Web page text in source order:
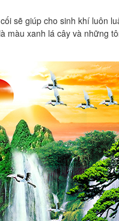
sẽ giúp cho sinh khí luôn
màu xanh lá cây và những